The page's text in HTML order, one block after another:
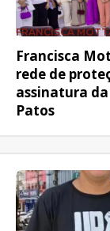
FRANCISCA
Francisca
rede de
assinatura
Patos